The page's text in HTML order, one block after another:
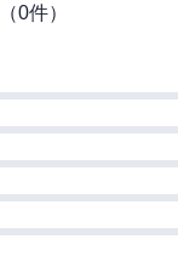
（0件）